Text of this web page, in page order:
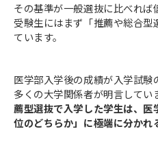
その基準が一般選抜に比べれ
受験生にはまず「推薦や総合
ています。
医学部入学後の成績が入学試験
多くの大学関係者が明言してい
薦型選抜で入学した学生は、
位のどちらか」に極端に分かれ